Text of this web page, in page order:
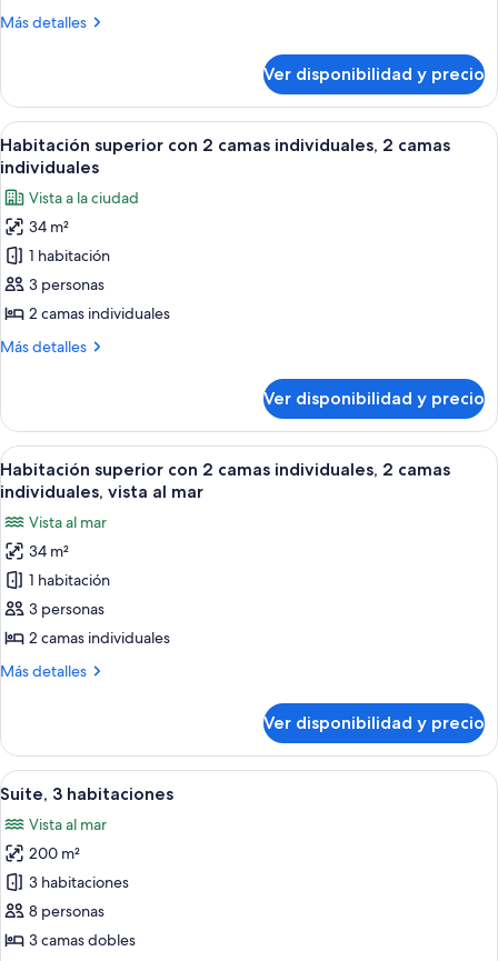
cama
vista
al
mar
Más detalles
Más
superior,
cama
King
vista
al
mar
Ver disponibilidad y precio
Ver
todas
las
fotos
de
Habitación
superior
con
2
2
camas
individuales
Habitación de hotel con dos camas,
5
Habitación superior con 2 camas individuales, 2 camas
individuales
Vista a la ciudad
34 m²
1 habitación
3 personas
2 camas individuales
Más detalles
Más
superior
con
2
camas
2
camas
individuales
Ver disponibilidad y precio
Ver
todas
fotos
de
Habitación
superior
con
2
2
camas
individuales,
vista
al
mar
Habitación de hotel con dos camas,
9
Habitación superior con 2 camas individuales, 2 camas
individuales, vista al mar
Vista al mar
34 m²
1 habitación
3 personas
2 camas individuales
Más detalles
Más
superior
con
2
individuales,
2
camas
individuales,
vista
al
mar
Ver disponibilidad y precio
Ver
todas
las
fotos
de
Suite,
3
Una habitación de hotel con balcón,
9
Suite, 3 habitaciones
Vista al mar
200 m²
3 habitaciones
8 personas
3 camas dobles